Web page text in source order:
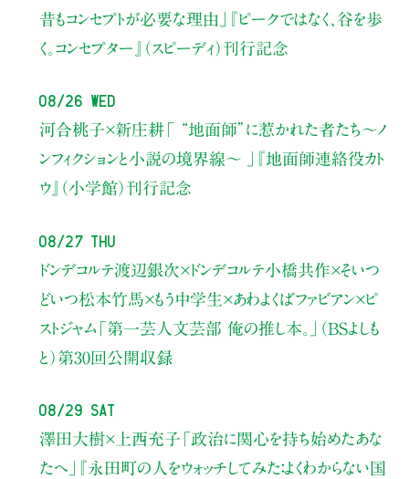
昔もコンセプトが必要な理由」
『ピークではなく、谷を歩
く。コンセプター』（スピーディ）刊行記念
08/26 Wed
河合桃子×新庄耕「 “地面師”に惹かれた者たち〜ノ
ンフィクションと小説の境界線〜 」
『地面師連絡役カト
ウ』（小学館）刊行記念
08/27 Thu
ドンデコルテ渡辺銀次×ドンデコルテ小橋共作×そいつ
どいつ松本竹馬×もう中学生×あわよくばファビアン×ピ
ストジャム「第一芸人文芸部 俺の推し本。」（BSよしも
と） 第30回公開収録
08/29 Sat
澤田大樹×上西充子 「政治に関心を持ち始めたあな
たへ」
『永田町の人をウォッチしてみた：よくわからない国